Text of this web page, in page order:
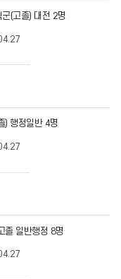
군(고졸) 대전 2명
) 행정일반 4명
졸 일반행정 8명